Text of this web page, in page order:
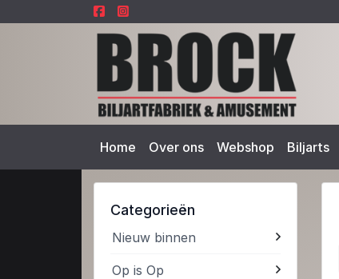
Home Over ons Webshop Biljarts
Categorieën
Nieuw binnen
Op is Op